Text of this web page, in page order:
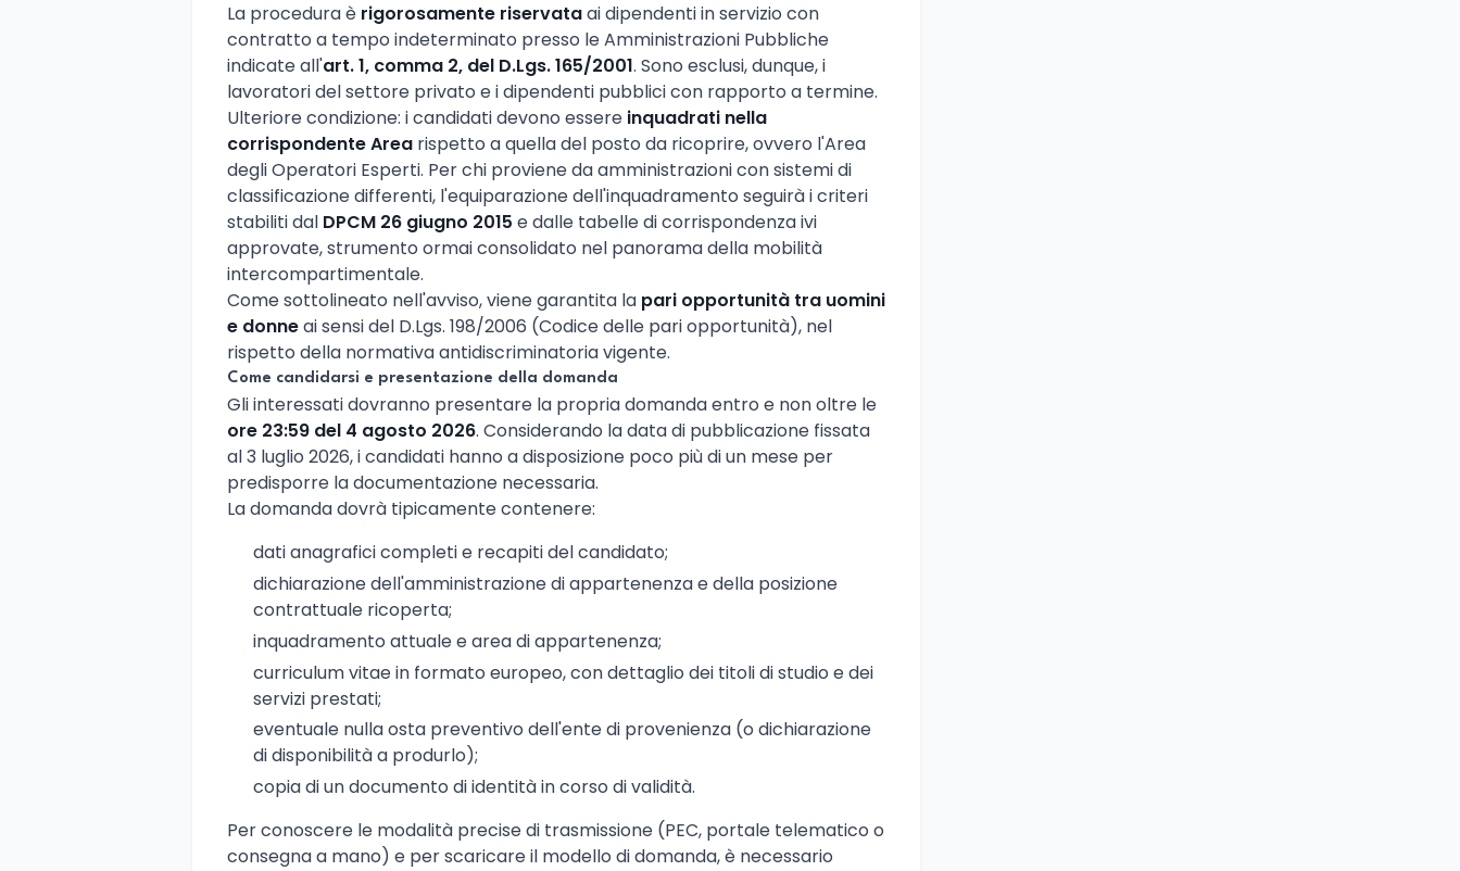
La procedura è rigorosamente riservataai dipendenti in servizio con
contratto a tempo indeterminato presso le Amministrazioni Pubbliche
indicate all'art. 1, comma 2, del D.Lgs. 165/2001. Sono esclusi, dunque, i
lavoratori del settore privato e i dipendenti pubblici con rapporto a termine.
Ulteriore condizione: i candidati devono essere inquadrati nella
corrispondente Area rispetto a quella del posto da ricoprire, ovvero l'Area
degli Operatori Esperti. Per chi proviene da amministrazioni con sistemi di
classificazione differenti, l'equiparazione dell'inquadramento seguirà i criteri
stabiliti dal DPCM 26 giugno 2015 e dalle tabelle di corrispondenza ivi
approvate, strumento ormai consolidato nel panorama della mobilità
intercompartimentale.
Come sottolineato nell'avviso, viene garantita la pari opportunità tra uomini
e donneai sensi del D.Lgs. 198/2006 (Codice delle pari opportunità), nel
rispetto della normativa antidiscriminatoria vigente.
Come candidarsi e presentazione della domanda
Gli interessati dovranno presentare la propria domanda entro e non oltre le
ore 23:59 del 4 agosto 2026. Considerando la data di pubblicazione fissata
al 3 luglio 2026, i candidati hanno a disposizione poco più di un mese per
predisporre la documentazione necessaria.
La domanda dovrà tipicamente contenere:
dati anagrafici completi e recapiti del candidato;
dichiarazione dell'amministrazione di appartenenza e della posizione
contrattuale ricoperta;
inquadramento attuale e area di appartenenza;
curriculum vitae in formato europeo, con dettaglio dei titoli di studio e dei
servizi prestati;
eventuale nulla osta preventivo dell'ente di provenienza (o dichiarazione
di disponibilità a produrlo);
copia di un documento di identità in corso di validità.
Per conoscere le modalità precise di trasmissione (PEC, portale telematico o
consegna a mano) e per scaricare il modello di domanda, è necessario